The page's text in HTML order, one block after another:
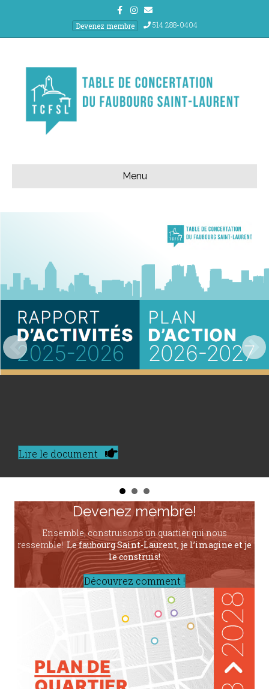
FacebookInstagram
Email
Devenez membre
514 288-0404
Menu
Lire le document
Devenez membre!
Ensemble, construisons un quartier qui nous
ressemble! Le faubourg Saint-Laurent, je l’imagine et je
le construis!
Découvrez comment !